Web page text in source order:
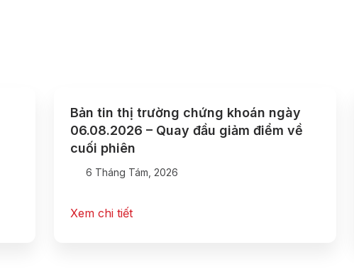
Bản tin thị trường chứng khoán ngày
06.08.2026 – Quay đầu giảm điểm về
cuối phiên
6 Tháng Tám, 2026
Xem chi tiết